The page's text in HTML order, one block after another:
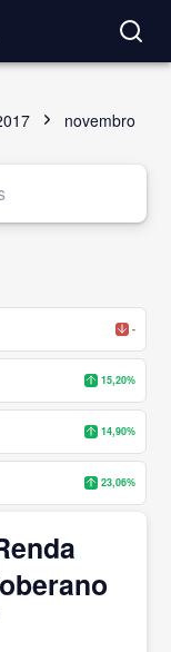
novembro
-
15,20%
14,90%
23,06%